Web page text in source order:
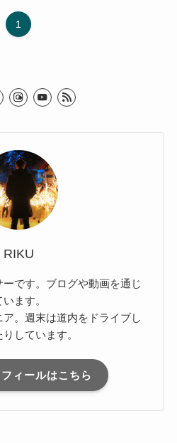
1
RIKU
です。ブログや動画を通じ
ます。
。週末は道内をドライブし
しています。
ィールはこちら